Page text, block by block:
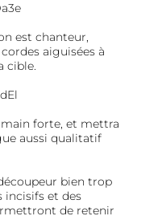
est chanteur,
aiguisées à
cible.
main forte, et mettra
aussi qualitatif
bien trop
incisifs et des
de retenir